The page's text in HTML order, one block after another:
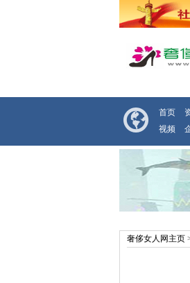
首页
视频
奢侈女人网主页